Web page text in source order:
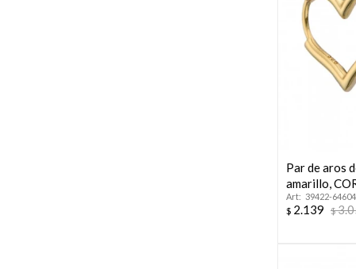
Par de aros
amarillo,
39422-
$ 2.139 $